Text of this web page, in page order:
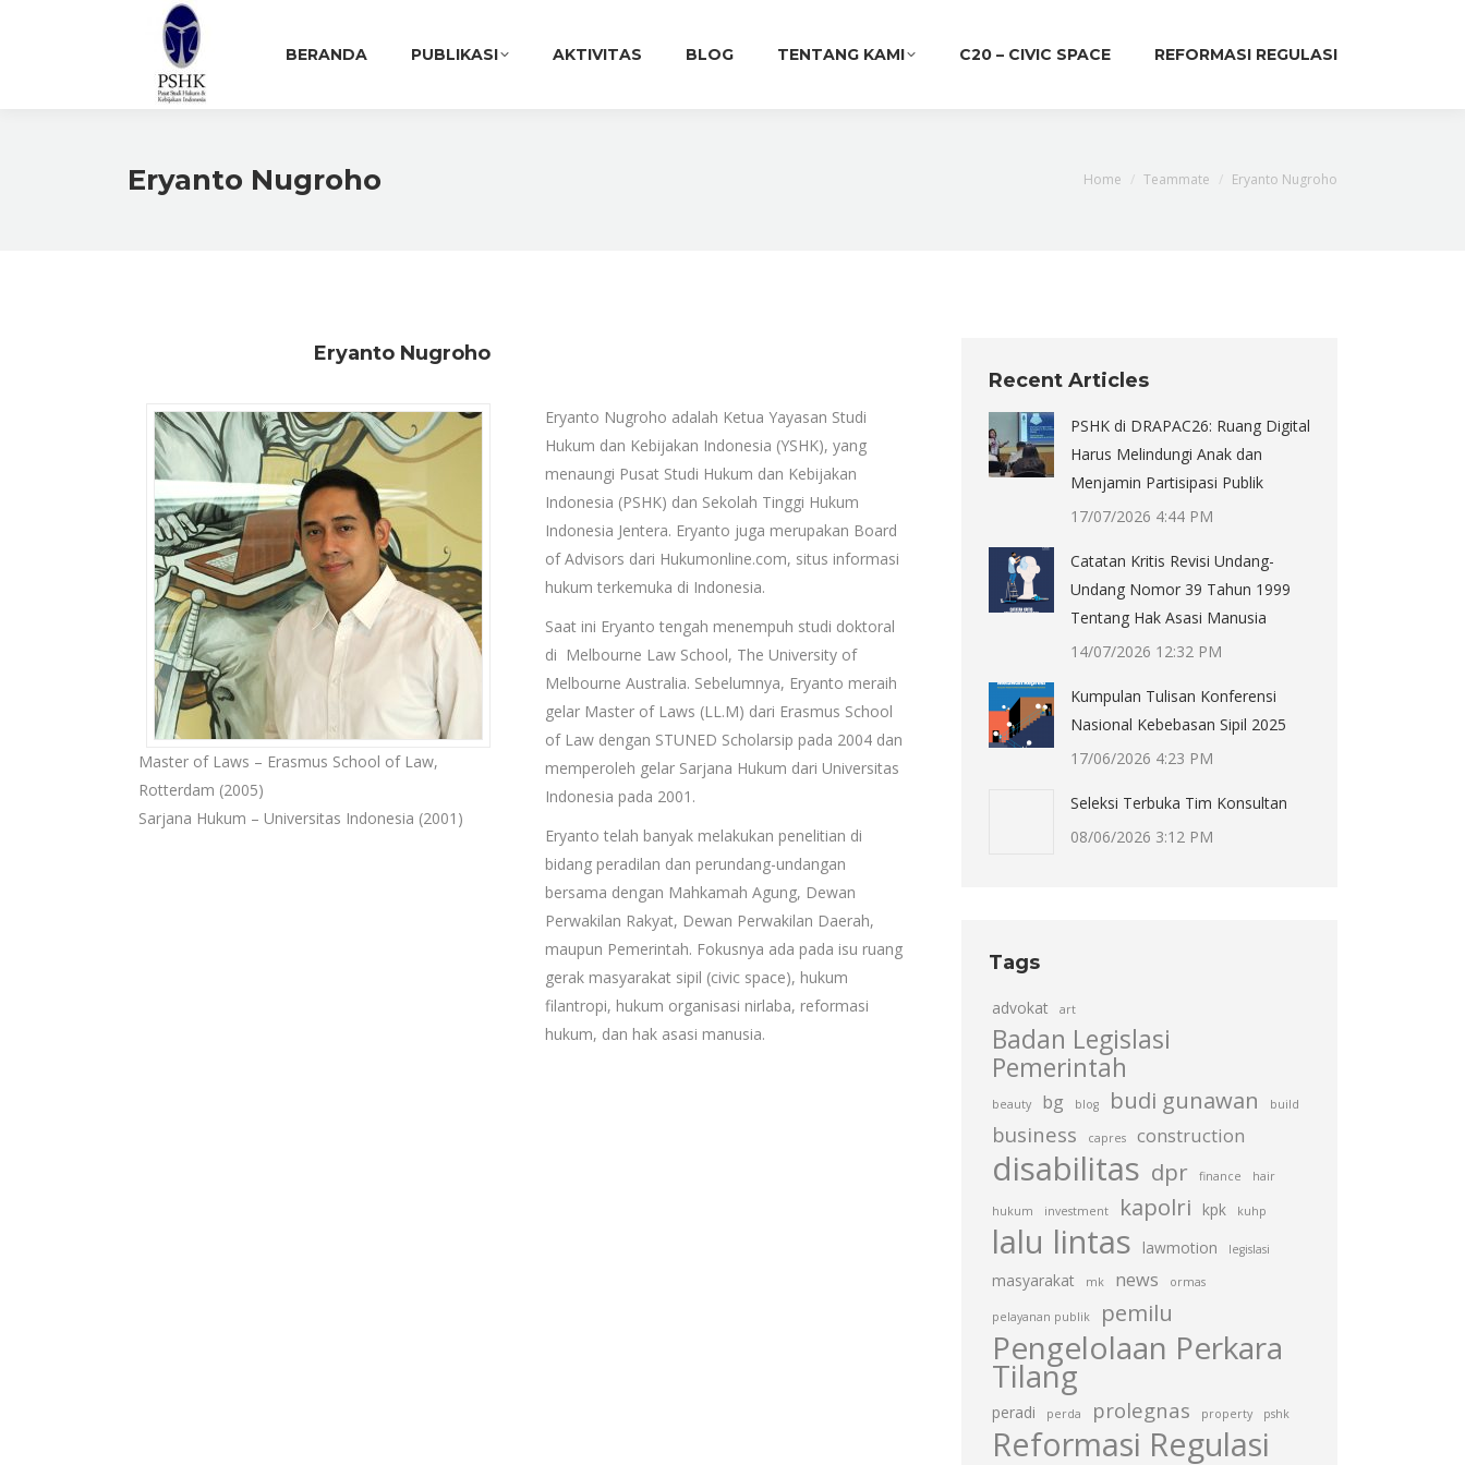
BERANDA PUBLIKASI AKTIVITAS BLOG TENTANG KAMI C20 – CIVIC SPACE REFORMASI REGULASI
Eryanto Nugroho You are here:
Home Teammate Eryanto Nugroho
Eryanto Nugroho
Master of Laws – Erasmus School of Law,
Rotterdam (2005)
Sarjana Hukum – Universitas Indonesia (2001)
Eryanto Nugroho adalah Ketua Yayasan Studi
Hukum dan Kebijakan Indonesia (YSHK), yang
menaungi Pusat Studi Hukum dan Kebijakan
Indonesia (PSHK) dan Sekolah Tinggi Hukum
Indonesia Jentera. Eryanto juga merupakan Board
of Advisors dari Hukumonline.com, situs informasi
hukum terkemuka di Indonesia.
Saat ini Eryanto tengah menempuh studi doktoral
di Melbourne Law School, The University of
Melbourne Australia. Sebelumnya, Eryanto meraih
gelar Master of Laws (LL.M) dari Erasmus School
of Law dengan STUNED Scholarsip pada 2004 dan
memperoleh gelar Sarjana Hukum dari Universitas
Indonesia pada 2001.
Eryanto telah banyak melakukan penelitian di
bidang peradilan dan perundang-undangan
bersama dengan Mahkamah Agung, Dewan
Perwakilan Rakyat, Dewan Perwakilan Daerah,
maupun Pemerintah. Fokusnya ada pada isu ruang
gerak masyarakat sipil (civic space), hukum
filantropi, hukum organisasi nirlaba, reformasi
hukum, dan hak asasi manusia.
Recent Articles
PSHK di DRAPAC26: Ruang Digital
Harus Melindungi Anak dan
Menjamin Partisipasi Publik
17/07/2026 4:44 PM
Catatan Kritis Revisi Undang-
Undang Nomor 39 Tahun 1999
Tentang Hak Asasi Manusia
14/07/2026 12:32 PM
Kumpulan Tulisan Konferensi
Nasional Kebebasan Sipil 2025
17/06/2026 4:23 PM
Seleksi Terbuka Tim Konsultan
08/06/2026 3:12 PM
Tags
advokat art
Badan Legislasi
Pemerintah
beauty bg blog budi gunawan build
business capres construction
disabilitas dpr finance hair
hukum investment kapolri kpk kuhp
lalu lintas lawmotion legislasi
masyarakat mk news ormas
pelayanan publik pemilu
Pengelolaan Perkara
Tilang
peradi perda prolegnas property pshk
Reformasi Regulasi